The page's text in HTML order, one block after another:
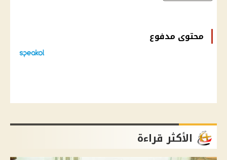
محتوى مدفوع
الأكثر قراءة